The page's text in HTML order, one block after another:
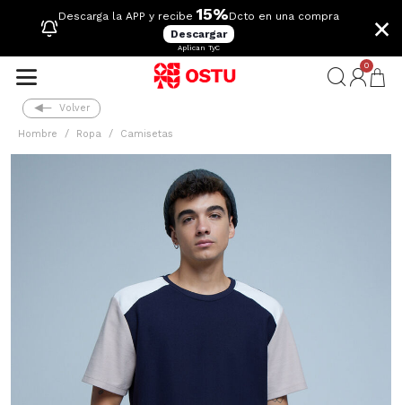
Descarga la APP y recibe 15%Dcto en una compra
Descargar
Aplican TyC
×
0
Volver
Hombre Ropa Camisetas